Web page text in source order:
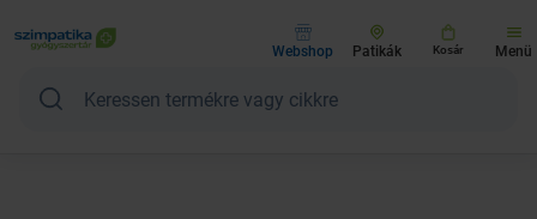
Webshop Patikák Kosár Menü